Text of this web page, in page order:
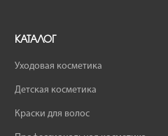
КАТАЛОГ
Уходовая косметика
Детская косметика
Краски для волос